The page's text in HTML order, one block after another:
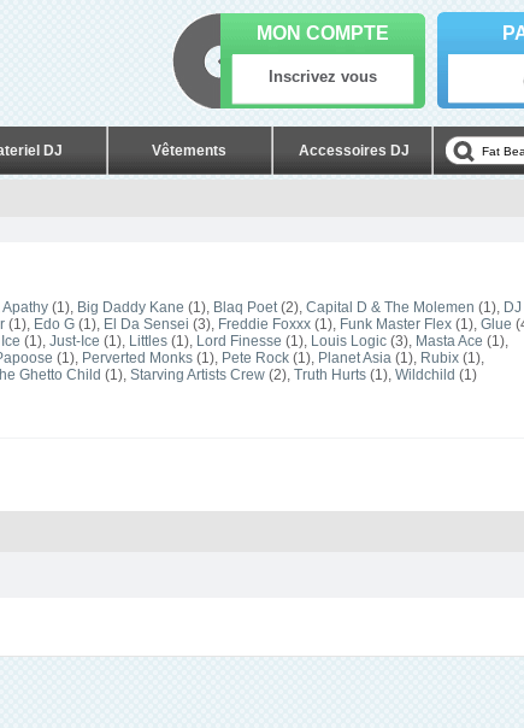
DJ Vêtements Accessoires DJ
MON COMPTE
Inscrivez vous
Apathy (1), Big Daddy Kane (1), Blaq Poet(2), Capital D & The Molemen (1),
(1), Edo G (1), El Da Sensei (3), Freddie Foxxx (1), Funk Master Flex (1), Glue
(1), Just-Ice (1), Littles (1), Lord Finesse (1), Louis Logic (3), Masta Ace (1),
(1), Perverted Monks (1), Pete Rock (1), Planet Asia (1), Rubix (1),
Ghetto Child (1), Starving Artists Crew (2), Truth Hurts (1), Wildchild (1)